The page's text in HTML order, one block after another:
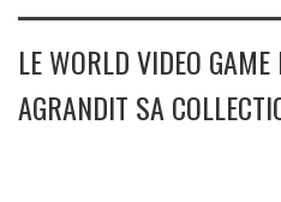
LE WORLD VIDEO
AGRANDIT SA